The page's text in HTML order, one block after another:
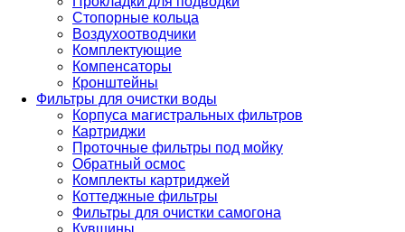
Стопорные кольца
Воздухоотводчики
Комплектующие
Компенсаторы
Кронштейны
Фильтры для очистки воды
Корпуса магистральных фильтров
Картриджи
Проточные фильтры под мойку
Обратный осмос
Комплекты картриджей
Коттеджные фильтры
Фильтры для очистки самогона
Кувшины